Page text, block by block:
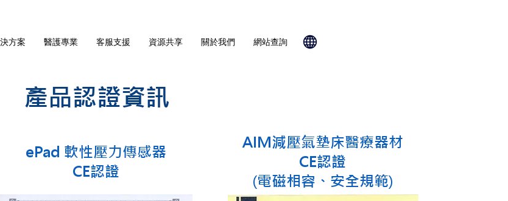
方案 醫護專業 客服支援 資源共享 關於我們 網站查詢
產品認證資訊
ePad 軟性壓力傳感器
CE認證
AIM減壓氣墊床醫療器材
CE認證
(電磁相容、安全規範)